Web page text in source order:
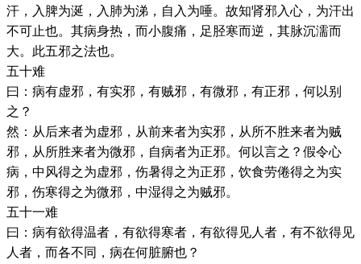
汗，入脾为涎，入肺为涕，自入为唾。故知肾邪入心，为汗出
不可止也。其病身热，而小腹痛，足胫寒而逆，其脉沉濡而
大。此五邪之法也。
五十难
曰：病有虚邪，有实邪，有贼邪，有微邪，有正邪，何以别
之？
然：从后来者为虚邪，从前来者为实邪，从所不胜来者为贼
邪，从所胜来者为微邪，自病者为正邪。何以言之？假令心
病，中风得之为虚邪，伤暑得之为正邪，饮食劳倦得之为实
邪，伤寒得之为微邪，中湿得之为贼邪。
五十一难
曰：病有欲得温者，有欲得寒者，有欲得见人者，有不欲得见
人者，而各不同，病在何脏腑也？